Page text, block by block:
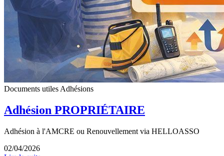
Documents utiles Adhésions
Adhésion PROPRIÉTAIRE
Adhésion à l'AMCRE ou Renouvellement via HELLOASSO
02/04/2026